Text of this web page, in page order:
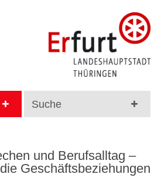
Suche
und Berufsalltag –
Geschäftsbeziehungen